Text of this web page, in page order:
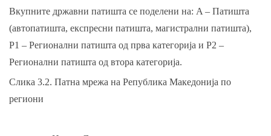
Вкупните државни патишта се поделени на: A – Патишта
(автопатишта, експресни патишта, магистрални патишта),
Р1 – Регионални патишта од прва категорија и Р2 –
Регионални патишта од втора категорија.
Слика 3.2. Патна мрежа на Република Македонија по
региони